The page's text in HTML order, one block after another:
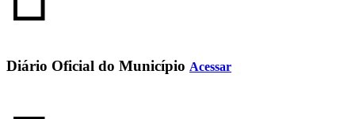
Diário Oficial do Município Acessar